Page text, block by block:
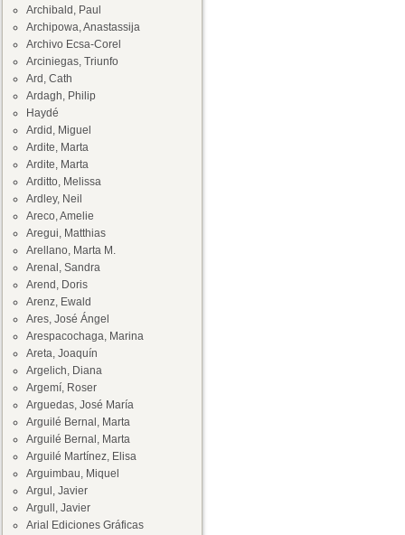
Archibald, Paul
Archipowa, Anastassija
Archivo Ecsa-Corel
Arciniegas, Triunfo
Ard, Cath
Ardagh, Philip
Haydé
Ardid, Miguel
Ardite, Marta
Ardite, Marta
Arditto, Melissa
Ardley, Neil
Areco, Amelie
Aregui, Matthias
Arellano, Marta M.
Arenal, Sandra
Arend, Doris
Arenz, Ewald
Ares, José Ángel
Arespacochaga, Marina
Areta, Joaquín
Argelich, Diana
Argemí, Roser
Arguedas, José María
Arguilé Bernal, Marta
Arguilé Bernal, Marta
Arguilé Martínez, Elisa
Arguimbau, Miquel
Argul, Javier
Argull, Javier
Arial Ediciones Gráficas